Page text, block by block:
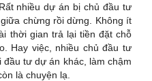
nhiều dự án bị chủ đầu tư
chừng rồi dừng. Không ít
thời gian trả lại tiền đặt chỗ
Hay việc, nhiều chủ đầu tư
tư dự án khác, làm chậm
là chuyện lạ.